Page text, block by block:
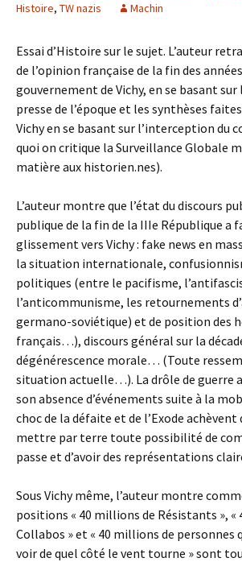
Histoire, TW nazis Machin
Essai d’Histoire sur le sujet. L’auteur
de l’opinion française de la fin des
gouvernement de Vichy, en se basant sur
presse de l’époque et les synthèses
Vichy en se basant sur l’interception du
quoi on critique la Surveillance Globale
matière aux historien.nes).
L’auteur montre que l’état du discours
publique de la fin de la IIIe République a
glissement vers Vichy : fake news en
la situation internationale,
politiques (entre le pacifisme,
l’anticommunisme, les retournements
germano-soviétique) et de position des
français…), discours général sur la
dégénérescence morale… (Toute
situation actuelle…). La drôle de guerre
son absence d’événements suite à la
choc de la défaite et de l’Exode
mettre par terre toute possibilité de
passe et d’avoir des représentations
Sous Vichy même, l’auteur montre
positions « 40 millions de Résistants », «
Collabos » et « 40 millions de personnes
voir de quel côté le vent tourne » sont